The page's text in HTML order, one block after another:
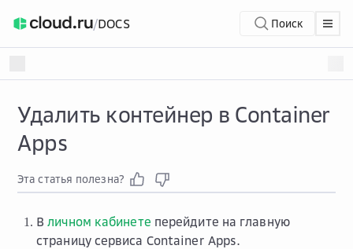
/DOCS Поиск
Удалить контейнер в Container
Apps
Эта статья полезна?
Вличном кабинете перейдите на главную
страницу сервиса Container Apps.